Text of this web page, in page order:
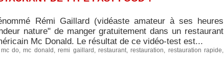
Rémi Gaillard (vidéaste amateur à ses heures
nature" de manger gratuitement dans un restaurant
Mc Donald. Le résultat de ce vidéo-test est...
mc do,mc donald ,remi gaillard , restaurant,restauration, restauration rapide,